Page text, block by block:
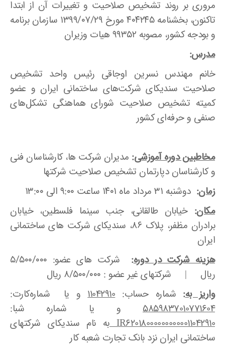
مروری بر روند تشخیص صلاحیت و تغییرات آن از ابتدا
تاکنون، بخشنامه ۴۰۴۲۴۵ مورخ ۱۳۹۹/۰۷/۲۹ سازمان برنامه
و بودجه کشور، مصوبه ۹۹۳۵۲ هیات وزیران
مدرس:
خانم مهندس نسرین اوجاقی رئیس واحد تشخیص
صلاحیت سندیکای شرکت‌های ساختمانی ایران و عضو
کمیته تشخیص صلاحیت شورای هماهنگی تشکل‌های
صنفی و حرفه‌ای کشور
مخاطبیندوره آموزشی: مدیران شرکت ها، کارشناسان فنی
و کارشناسان دپارتمان تشخیص صلاحیت شرکتها
زمان:دوشنبه ۳۱ مرداد ماه ۱۴۰۱ ساعت ۹:۰۰ الی ۱۳:۰۰
مکان: خیابان طالقانی، جنب سینما فلسطین، خیابان
برادران مظفر، پلاک ۸۶، سندیکای شرکت های ساختمانی
ایران
هزینه شرکت در دوره:
شرکت های عضو: ۵/۵۰۰/۰۰۰
ریال | شرکتهای غیر عضو : ۸/۵۰۰/۰۰۰ ریال
واریز به: شماره حساب:11042910و یا شماره‌کارت:
5859837010771604 و یا شماره شبا:
IR620180000000000011042910
به نام سندیکای شرکتهای
ساختمانی ایران نزد بانک تجارت شعبه کار